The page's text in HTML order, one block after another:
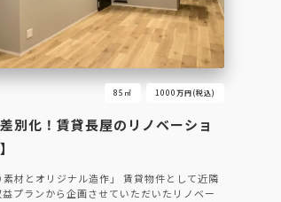
85㎡ 1000万円(税込)
別化！賃貸長屋のリノベーショ
材とオリジナル造作」 賃貸物件として近隣
プランから企画させていただいたリノベー